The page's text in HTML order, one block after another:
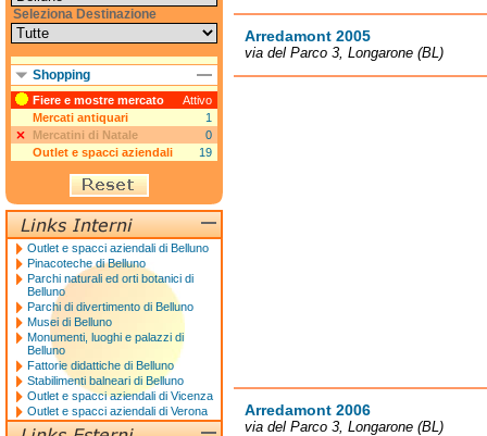
Arredamont 2005
via del Parco 3, Longarone (BL)
Arredamont 2006
via del Parco 3, Longarone (BL)
Seleziona Destinazione
Shopping
Fiere e mostre mercato
Attivo
Mercati antiquari
1
Mercatini di Natale
0
Outlet e spacci aziendali
19
Outlet e spacci aziendali di Belluno
Pinacoteche di Belluno
Parchi naturali ed orti botanici di
Belluno
Parchi di divertimento di Belluno
Musei di Belluno
Monumenti, luoghi e palazzi di
Belluno
Fattorie didattiche di Belluno
Stabilimenti balneari di Belluno
Outlet e spacci aziendali di Vicenza
Outlet e spacci aziendali di Verona